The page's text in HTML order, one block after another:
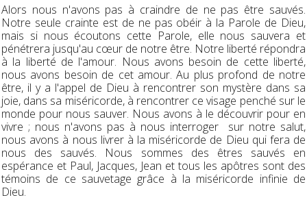
Alors nous n'avons pas à craindre de ne pas être sauvés.
Notre seule crainte est de ne pas obéir à la Parole de Dieu,
mais si nous écoutons cette Parole, elle nous sauvera et
pénétrera jusqu'au cœur de notre être. Notre liberté répondra
à la liberté de l'amour. Nous avons besoin de cette liberté,
nous avons besoin de cet amour. Au plus profond de notre
être, il y a l'appel de Dieu à rencontrer son mystère dans sa
joie, dans sa miséricorde, à rencontrer ce visage penché sur le
monde pour nous sauver. Nous avons à le découvrir pour en
vivre ; nous n'avons pas à nous interroger sur notre salut,
nous avons à nous livrer à la miséricorde de Dieu qui fera de
nous des sauvés. Nous sommes des êtres sauvés en
espérance et Paul, Jacques, Jean et tous les apôtres sont des
témoins de ce sauvetage grâce à la miséricorde infinie de
Dieu.